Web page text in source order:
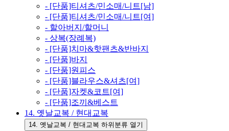
- [단품]티셔츠/민소매/니트[남]
- [단품]티셔츠/민소매/니트[여]
- 할아버지/할머니
- 상복(장례복)
- [단품]치마&핫팬츠&반바지
- [단품]바지
- [단품]원피스
- [단품]블라우스&셔츠[여]
- [단품]자켓&코트[여]
- [단품]조끼&베스트
14. 옛날교복 / 현대교복
14. 옛날교복 / 현대교복 하위분류 열기